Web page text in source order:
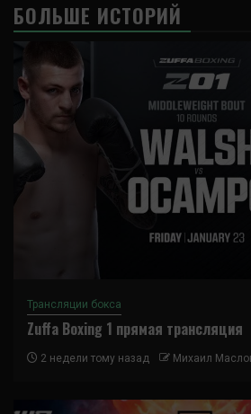
БОЛЬШЕ ИСТОРИЙ
Трансляции бокса
Zuffa Boxing 1 прямая трансляция
2 недели тому назад Михаил